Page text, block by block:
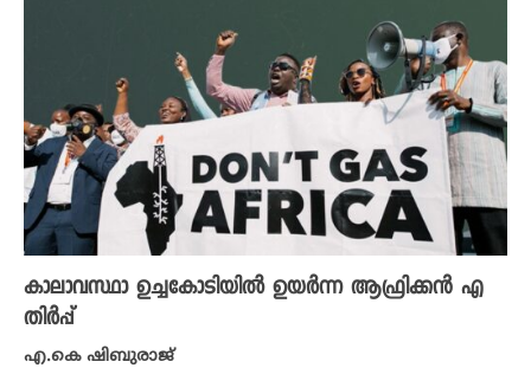
കാലാവസ്ഥാ ഉച്ചകോടിയിൽ ഉയർന്ന ആഫ്രിക്കൻ എ
തിർപ്പ്
എ.കെ ഷിബുരാജ്